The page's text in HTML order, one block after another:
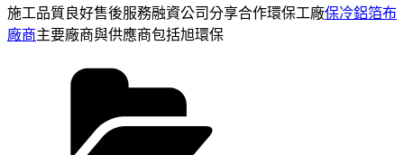
施工品質良好售後服務融資公司分享合作環保工廠保冷鋁箔布
廠商主要廠商與供應商包括旭環保